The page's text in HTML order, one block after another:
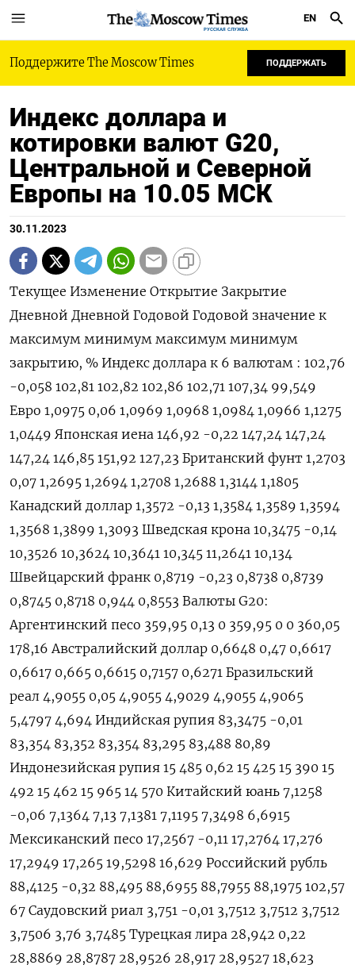
РУССКАЯ СЛУЖБА
EN
Поддержите The Moscow Times ПОДДЕРЖАТЬ
Индекс доллара и
котировки валют G20,
Центральной и Северной
Европы на 10.05 МСК
30.11.2023
Текущее Изменение Открытие Закрытие
Дневной Дневной Годовой Годовой значение к
максимум минимум максимум минимум
закрытию, % Индекс доллара к 6 валютам : 102,76
-0,058 102,81 102,82 102,86 102,71 107,34 99,549
Евро 1,0975 0,06 1,0969 1,0968 1,0984 1,0966 1,1275
1,0449 Японская иена 146,92 -0,22 147,24 147,24
147,24 146,85 151,92 127,23 Британский фунт 1,2703
0,07 1,2695 1,2694 1,2708 1,2688 1,3144 1,1805
Канадский доллар 1,3572 -0,13 1,3584 1,3589 1,3594
1,3568 1,3899 1,3093 Шведская крона 10,3475 -0,14
10,3526 10,3624 10,3641 10,345 11,2641 10,134
Швейцарский франк 0,8719 -0,23 0,8738 0,8739
0,8745 0,8718 0,944 0,8553 Валюты G20:
Аргентинский песо 359,95 0,13 0 359,95 0 0 360,05
178,16 Австралийский доллар 0,6648 0,47 0,6617
0,6617 0,665 0,6615 0,7157 0,6271 Бразильский
реал 4,9055 0,05 4,9055 4,9029 4,9055 4,9065
5,4797 4,694 Индийская рупия 83,3475 -0,01
83,354 83,352 83,354 83,295 83,488 80,89
Индонезийская рупия 15 485 0,62 15 425 15 390 15
492 15 462 15 965 14 570 Китайский юань 7,1258
-0,06 7,1364 7,13 7,1381 7,1195 7,3498 6,6915
Мексиканский песо 17,2567 -0,11 17,2764 17,276
17,2949 17,265 19,5298 16,629 Российский рубль
88,4125 -0,32 88,495 88,6955 88,7955 88,1975 102,57
67 Саудовский риал 3,751 -0,01 3,7512 3,7512 3,7512
3,7506 3,76 3,7485 Турецкая лира 28,942 0,22
28,8869 28,8787 28,9526 28,917 28,9527 18,623